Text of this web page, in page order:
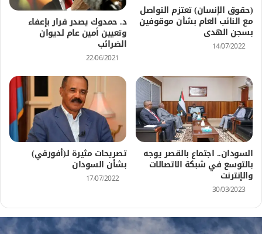
(حقوق الإنسان) تعتزم التواصل
مع النائب العام بشأن موقوفين
بسجن الهدى
14/07/2022
د. حمدوك يصدر قرار بإعفاء
وتعيين أمين عام لديوان
الضرائب
22/06/2021
السودان.. اجتماع بالقصر يوجه
بالتوسع في شبكة الاتصالات
والإنترنت
30/03/2023
تصريحات مثيرة لـ(أفورقي)
بشأن السودان
17/07/2022